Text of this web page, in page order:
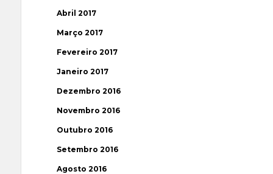
Abril 2017
Março 2017
Fevereiro 2017
Janeiro 2017
Dezembro 2016
Novembro 2016
Outubro 2016
Setembro 2016
Agosto 2016